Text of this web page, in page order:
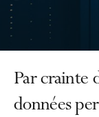
Par crainte
données